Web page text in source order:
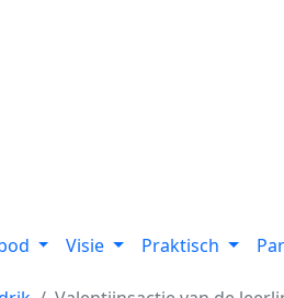
Visie Praktisch